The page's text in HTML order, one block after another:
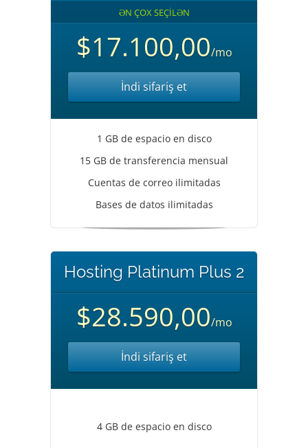
ƏN ÇOX SEÇİLƏN
$17.100,00/mo
İndi sifariş et
1 GB de espacio en disco
15 GB de transferencia mensual
Cuentas de correo ilimitadas
Bases de datos ilimitadas
Hosting Platinum Plus 2
$28.590,00/mo
İndi sifariş et
4 GB de espacio en disco